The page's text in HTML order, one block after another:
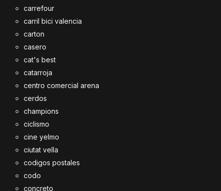
carrefour
carril bici valencia
carton
casero
cat's best
catarroja
centro comercial arena
cerdos
champions
ciclismo
cine yelmo
ciutat vella
codigos postales
codo
concreto